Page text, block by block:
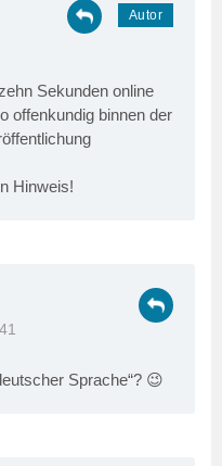
Sekunden online
offenkundig binnen der
Hinweis!
Sprache“? 😉